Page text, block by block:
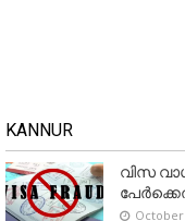
KANNUR
വിസ
October